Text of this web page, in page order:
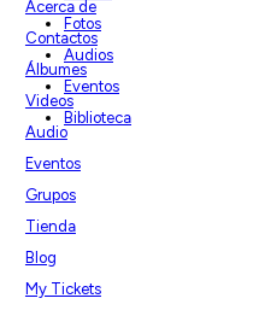
Fotos
Audios
Eventos
Biblioteca
Acerca de
Contactos
Álbumes
Videos
Audio
Eventos
Grupos
Tienda
Blog
My Tickets